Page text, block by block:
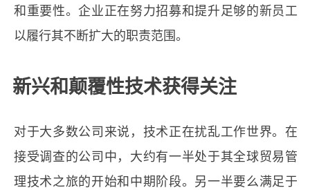
和重要性。企业正在努力招募和提升足够的新员工
以履行其不断扩大的职责范围。
新兴和颠覆性技术获得关注
对于大多数公司来说，技术正在扰乱工作世界。在
接受调查的公司中，大约有一半处于其全球贸易管
理技术之旅的开始和中期阶段。另一半要么满足于